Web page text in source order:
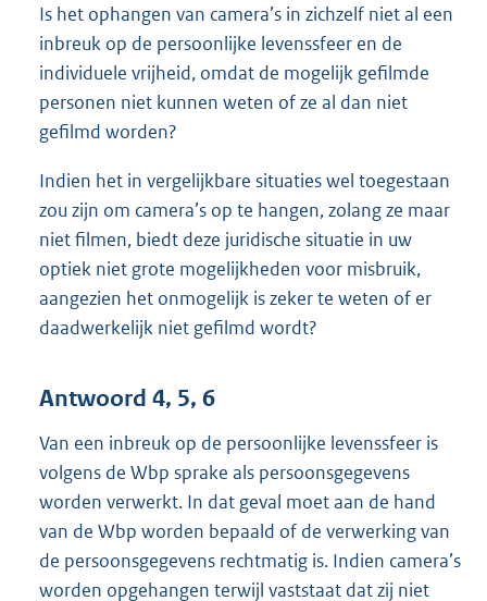
Is het ophangen van camera’s in zichzelf niet al een
inbreuk op de persoonlijke levenssfeer en de
individuele vrijheid, omdat de mogelijk gefilmde
personen niet kunnen weten of ze al dan niet
gefilmd worden?
Indien het in vergelijkbare situaties wel toegestaan
zou zijn om camera’s op te hangen, zolang ze maar
niet filmen, biedt deze juridische situatie in uw
optiek niet grote mogelijkheden voor misbruik,
aangezien het onmogelijk is zeker te weten of er
daadwerkelijk niet gefilmd wordt?
Antwoord 4, 5, 6
Van een inbreuk op de persoonlijke levenssfeer is
volgens de Wbp sprake als persoonsgegevens
worden verwerkt. In dat geval moet aan de hand
van de Wbp worden bepaald of de verwerking van
de persoonsgegevens rechtmatig is. Indien camera’s
worden opgehangen terwijl vaststaat dat zij niet